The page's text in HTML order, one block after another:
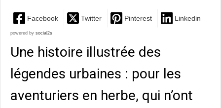
Facebook Twitter Pinterest Linkedin
powered by social2s
Une histoire illustrée des
légendes urbaines : pour les
aventuriers en herbe, qui n’ont